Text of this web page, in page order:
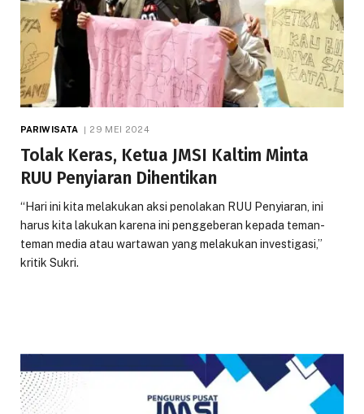
PARIWISATA 29 MEI 2024
Tolak Keras, Ketua JMSI Kaltim Minta
RUU Penyiaran Dihentikan
“Hari ini kita melakukan aksi penolakan RUU Penyiaran, ini
harus kita lakukan karena ini penggeberan kepada teman-
teman media atau wartawan yang melakukan investigasi,”
kritik Sukri.